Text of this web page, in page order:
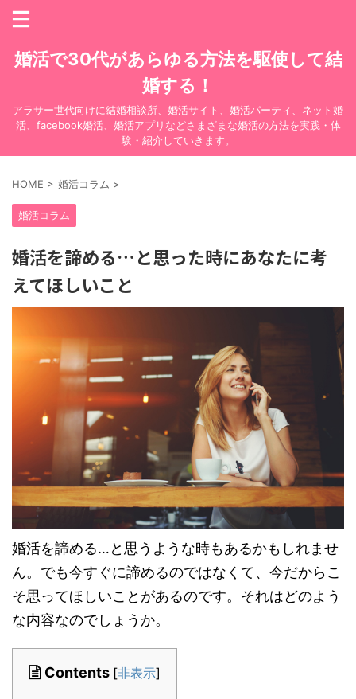
婚活で30代があらゆる方法を駆使して結
婚する！
アラサー世代向けに結婚相談所、婚活サイト、婚活パーティ、ネット婚
活、facebook婚活、婚活アプリなどさまざまな婚活の方法を実践・体
験・紹介していきます。
HOME > 婚活コラム >
婚活コラム
婚活を諦める…と思った時にあなたに考
えてほしいこと
婚活を諦める…と思うような時もあるかもしれませ
ん。でも今すぐに諦めるのではなくて、今だからこ
そ思ってほしいことがあるのです。それはどのよう
な内容なのでしょうか。
Contents [非表示]